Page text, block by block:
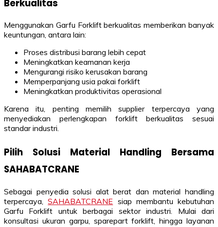
Berkualitas
Menggunakan Garfu Forklift berkualitas memberikan banyak
keuntungan, antara lain:
Proses distribusi barang lebih cepat
Meningkatkan keamanan kerja
Mengurangi risiko kerusakan barang
Memperpanjang usia pakai forklift
Meningkatkan produktivitas operasional
Karena itu, penting memilih supplier terpercaya yang
menyediakan perlengkapan forklift berkualitas sesuai
standar industri.
Pilih Solusi Material Handling Bersama
SAHABATCRANE
Sebagai penyedia solusi alat berat dan material handling
terpercaya,SAHABATCRANE siap membantu kebutuhan
Garfu Forklift untuk berbagai sektor industri. Mulai dari
konsultasi ukuran garpu, sparepart forklift, hingga layanan